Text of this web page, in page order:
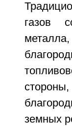
газов
земных